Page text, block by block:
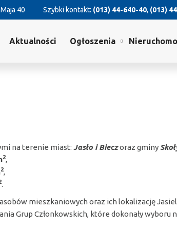
40 Szybki kontakt: (013) 44-640-40, (013)
Aktualności Ogłoszenia
na terenie miast: Jasło i Bieczoraz gminy
2,
2,
.
mieszkaniowych oraz ich lokalizację
Grup Członkowskich, które dokonały wyboru